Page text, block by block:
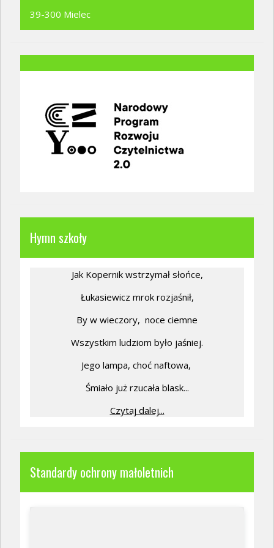
39-300 Mielec
Hymn szkoły
Jak Kopernik wstrzymał słońce,
Łukasiewicz mrok rozjaśnił,
By w wieczory, noce ciemne
Wszystkim ludziom było jaśniej.
Jego lampa, choć naftowa,
Śmiało już rzucała blask...
Czytaj dalej...
Standardy ochrony małoletnich